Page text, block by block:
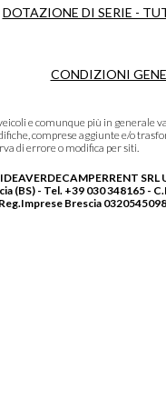
DOTAZIONE DI SERIE -
CONDIZIONI
e comunque più in generale
comprese aggiunte e/o
di errore o modifica per siti.
IDEAVERDECAMPERRENT SRL
(BS) - Tel. +39 030 348165 -
Brescia